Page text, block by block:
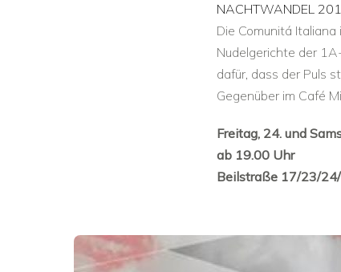
NACHTWANDEL
Die Comunitá
Nudelgerichte der
dafür, dass der Puls
Gegenüber im Café
Freitag, 24. und
ab 19.00 Uhr
Beilstraße 17/23/